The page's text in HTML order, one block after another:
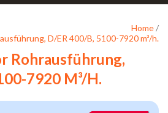
Home/
D/ER 400/B, 5100-7920 m³/h.
Rohrausführung,
7920 M³/h.